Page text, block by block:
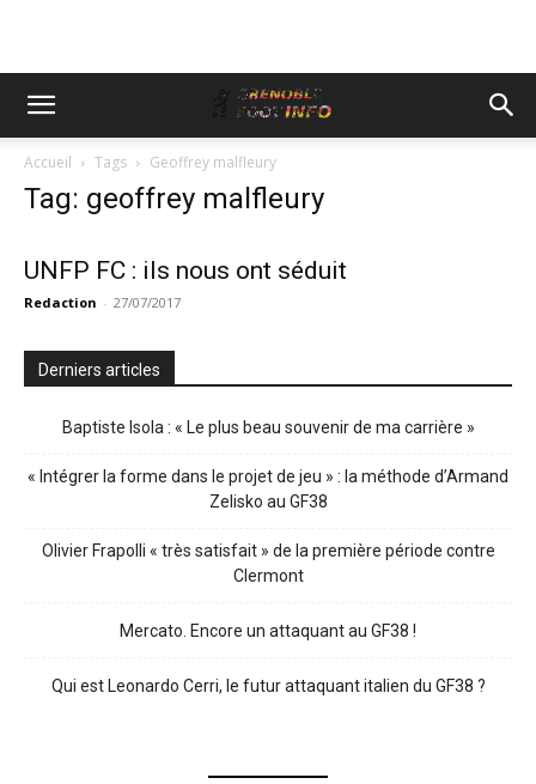
Accueil Tags Geoffrey malfleury
Tag: geoffrey malfleury
UNFP FC : ils nous ont séduit
Redaction - 27/07/2017
Derniers articles
Baptiste Isola : « Le plus beau souvenir de ma carrière »
« Intégrer la forme dans le projet de jeu » : la méthode d’Armand
Zelisko au GF38
Olivier Frapolli « très satisfait » de la première période contre
Clermont
Mercato. Encore un attaquant au GF38 !
Qui est Leonardo Cerri, le futur attaquant italien du GF38 ?